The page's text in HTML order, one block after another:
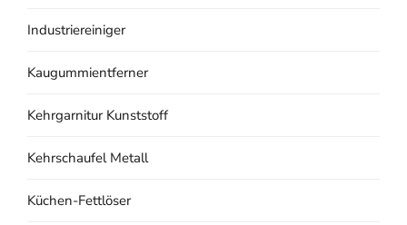
Industriereiniger
Kaugummientferner
Kehrgarnitur Kunststoff
Kehrschaufel Metall
Küchen-Fettlöser